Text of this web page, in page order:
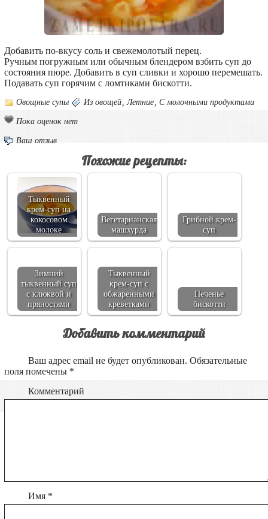
Добавить по-вкусу соль и свежемолотый перец.
Ручным погружным или обычным блендером взбить суп до
состояния пюре. Добавить в суп сливки и хорошо перемешать.
Подавать суп горячим с ломтиками бискотти.
Овощные супы Из овощей,Летние, С молочными продуктами
Пока оценок нет
Ваш отзыв
Похожие рецепты:
Тыквенный
крем-суп на
кокосовом
молоке
Вегетарианская
машхурда
Грибной крем-
суп
Зимний
тыквенный суп
с клюквой и
пряностями
Тыквенный
крем-суп с
обжаренными
креветками
Печенье
бискотти
Добавить комментарий
Ваш адрес email не будет опубликован. Обязательные
поля помечены *
Комментарий
Имя *